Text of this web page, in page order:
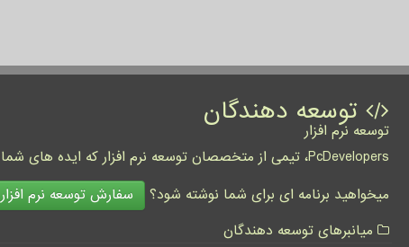
توسعه دهندگان
توسعه نرم افزار
PcDevelopers، تیمی از متخصصان توسعه نرم افزار که ایده های شما را به واقعیت تبدیل نموده و کسب و کار شما را متحول می کنند.
میخواهید برنامه ای برای شما نوشته شود؟
سفارش توسعه نرم افزار
میانبرهای توسعه دهندگان